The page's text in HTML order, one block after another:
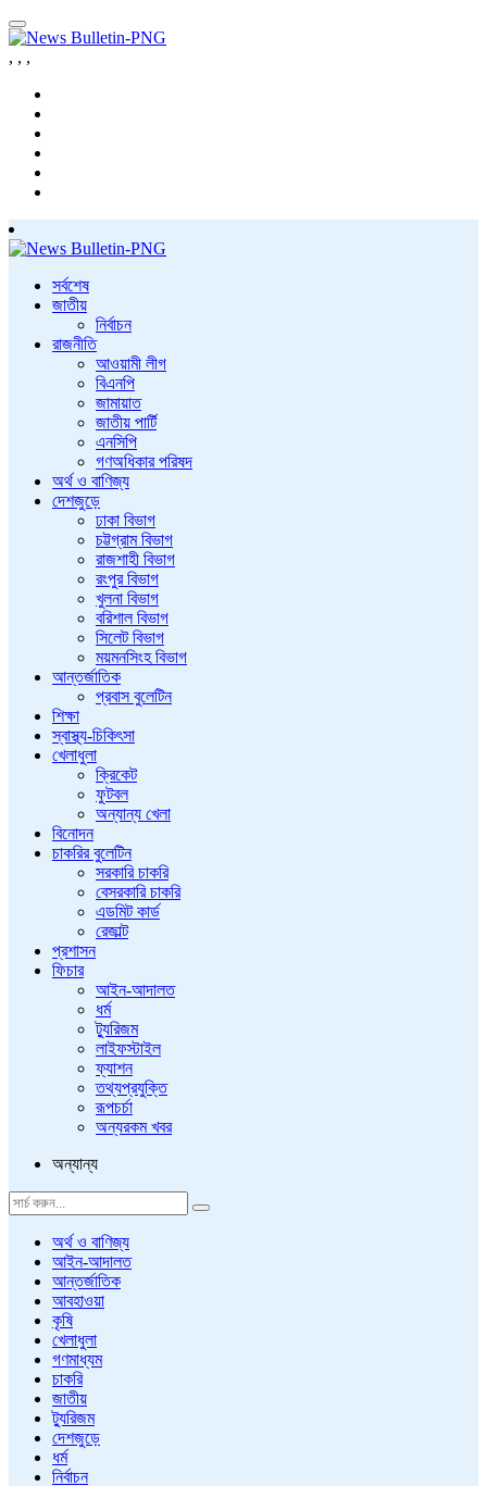
, , ,
সর্বশেষ
জাতীয়
নির্বাচন
রাজনীতি
আওয়ামী লীগ
বিএনপি
জামায়াত
জাতীয় পার্টি
এনসিপি
গণঅধিকার পরিষদ
অর্থ ও বাণিজ্য
দেশজুড়ে
ঢাকা বিভাগ
চট্টগ্রাম বিভাগ
রাজশাহী বিভাগ
রংপুর বিভাগ
খুলনা বিভাগ
বরিশাল বিভাগ
সিলেট বিভাগ
ময়মনসিংহ বিভাগ
আন্তর্জাতিক
প্রবাস বুলেটিন
শিক্ষা
স্বাস্থ্য-চিকিৎসা
খেলাধুলা
ক্রিকেট
ফুটবল
অন্যান্য খেলা
বিনোদন
চাকরির বুলেটিন
সরকারি চাকরি
বেসরকারি চাকরি
এডমিট কার্ড
রেজাল্ট
প্রশাসন
ফিচার
আইন-আদালত
ধর্ম
ট্যুরিজম
লাইফস্টাইল
ফ্যাশন
তথ্যপ্রযুক্তি
রূপচর্চা
অন্যরকম খবর
অন্যান্য
অর্থ ও বাণিজ্য
আইন-আদালত
আন্তর্জাতিক
আবহাওয়া
কৃষি
খেলাধুলা
গণমাধ্যম
চাকরি
জাতীয়
ট্যুরিজম
দেশজুড়ে
ধর্ম
নির্বাচন